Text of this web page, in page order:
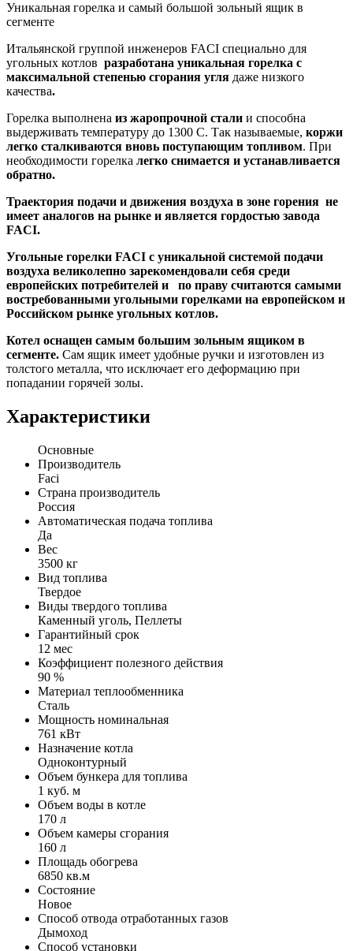
Уникальная горелка и самый большой зольный ящик в
сегменте
Итальянской группой инженеров FACI специально для
угольных котлов разработана уникальная горелка с
максимальной степенью сгорания угля даже низкого
качества.
Горелка выполнена из жаропрочной стали и способна
выдерживать температуру до 1300 С. Так называемые, коржи
легко сталкиваются вновь поступающим топливом. При
необходимости горелка легко снимается и устанавливается
обратно.
Траектория подачи и движения воздуха в зоне горения не
имеет аналогов на рынке и является гордостью завода
FACI.
Угольные горелки FACI c уникальной системой подачи
воздуха великолепно зарекомендовали себя среди
европейских потребителей и по праву считаются самыми
востребованными угольными горелками на европейском и
Российском рынке угольных котлов.
Котел оснащен самым большим зольным ящиком в
сегменте. Сам ящик имеет удобные ручки и изготовлен из
толстого металла, что исключает его деформацию при
попадании горячей золы.
Характеристики
Основные
Производитель
Faci
Страна производитель
Россия
Автоматическая подача топлива
Да
Вес
3500 кг
Вид топлива
Твердое
Виды твердого топлива
Каменный уголь, Пеллеты
Гарантийный срок
12 мес
Коэффициент полезного действия
90 %
Материал теплообменника
Сталь
Мощность номинальная
761 кВт
Назначение котла
Одноконтурный
Объем бункера для топлива
1 куб. м
Объем воды в котле
170 л
Объем камеры сгорания
160 л
Площадь обогрева
6850 кв.м
Состояние
Новое
Способ отвода отработанных газов
Дымоход
Способ установки